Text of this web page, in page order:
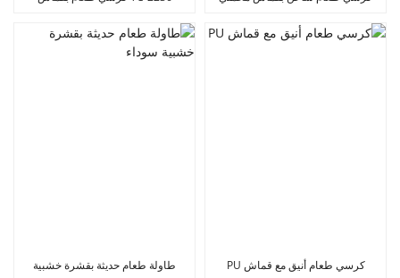
كرسي طعام أنيق مع قماش PU
طاولة طعام حديثة بقشرة خشبية